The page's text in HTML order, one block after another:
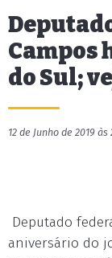
Campos
do Sul;
12 de Junho de 2019 às
Deputado
aniversário do